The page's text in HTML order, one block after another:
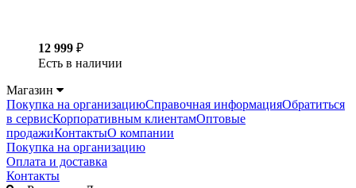
12 999 ₽
Есть в наличии
Магазин
Покупка на организациюСправочная информацияОбратиться
в сервисКорпоративным клиентамОптовые
продажиКонтактыО компании
Покупка на организацию
Оплата и доставка
Контакты